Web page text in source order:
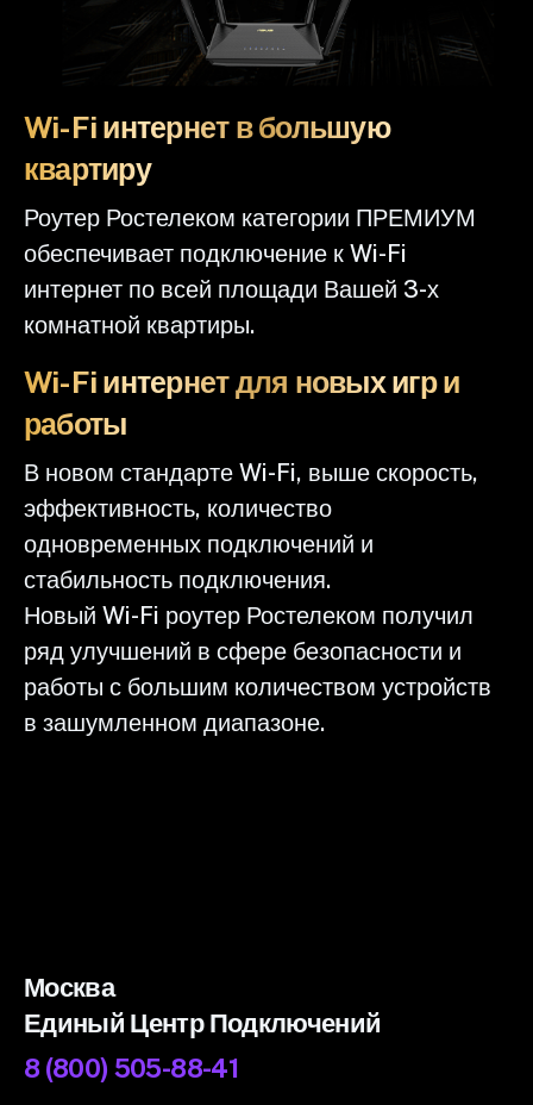
Wi-Fi интернет в большую
квартиру
Роутер Ростелеком категории ПРЕМИУМ
обеспечивает подключение к Wi-Fi
интернет по всей площади Вашей 3-х
комнатной квартиры.
Wi-Fi интернет для новых игр и
работы
В новом стандарте Wi-Fi, выше скорость,
эффективность, количество
одновременных подключений и
стабильность подключения.
Новый Wi-Fi роутер Ростелеком получил
ряд улучшений в сфере безопасности и
работы с большим количеством устройств
в зашумленном диапазоне.
Москва
Единый Центр Подключений
8 (800) 505-88-41